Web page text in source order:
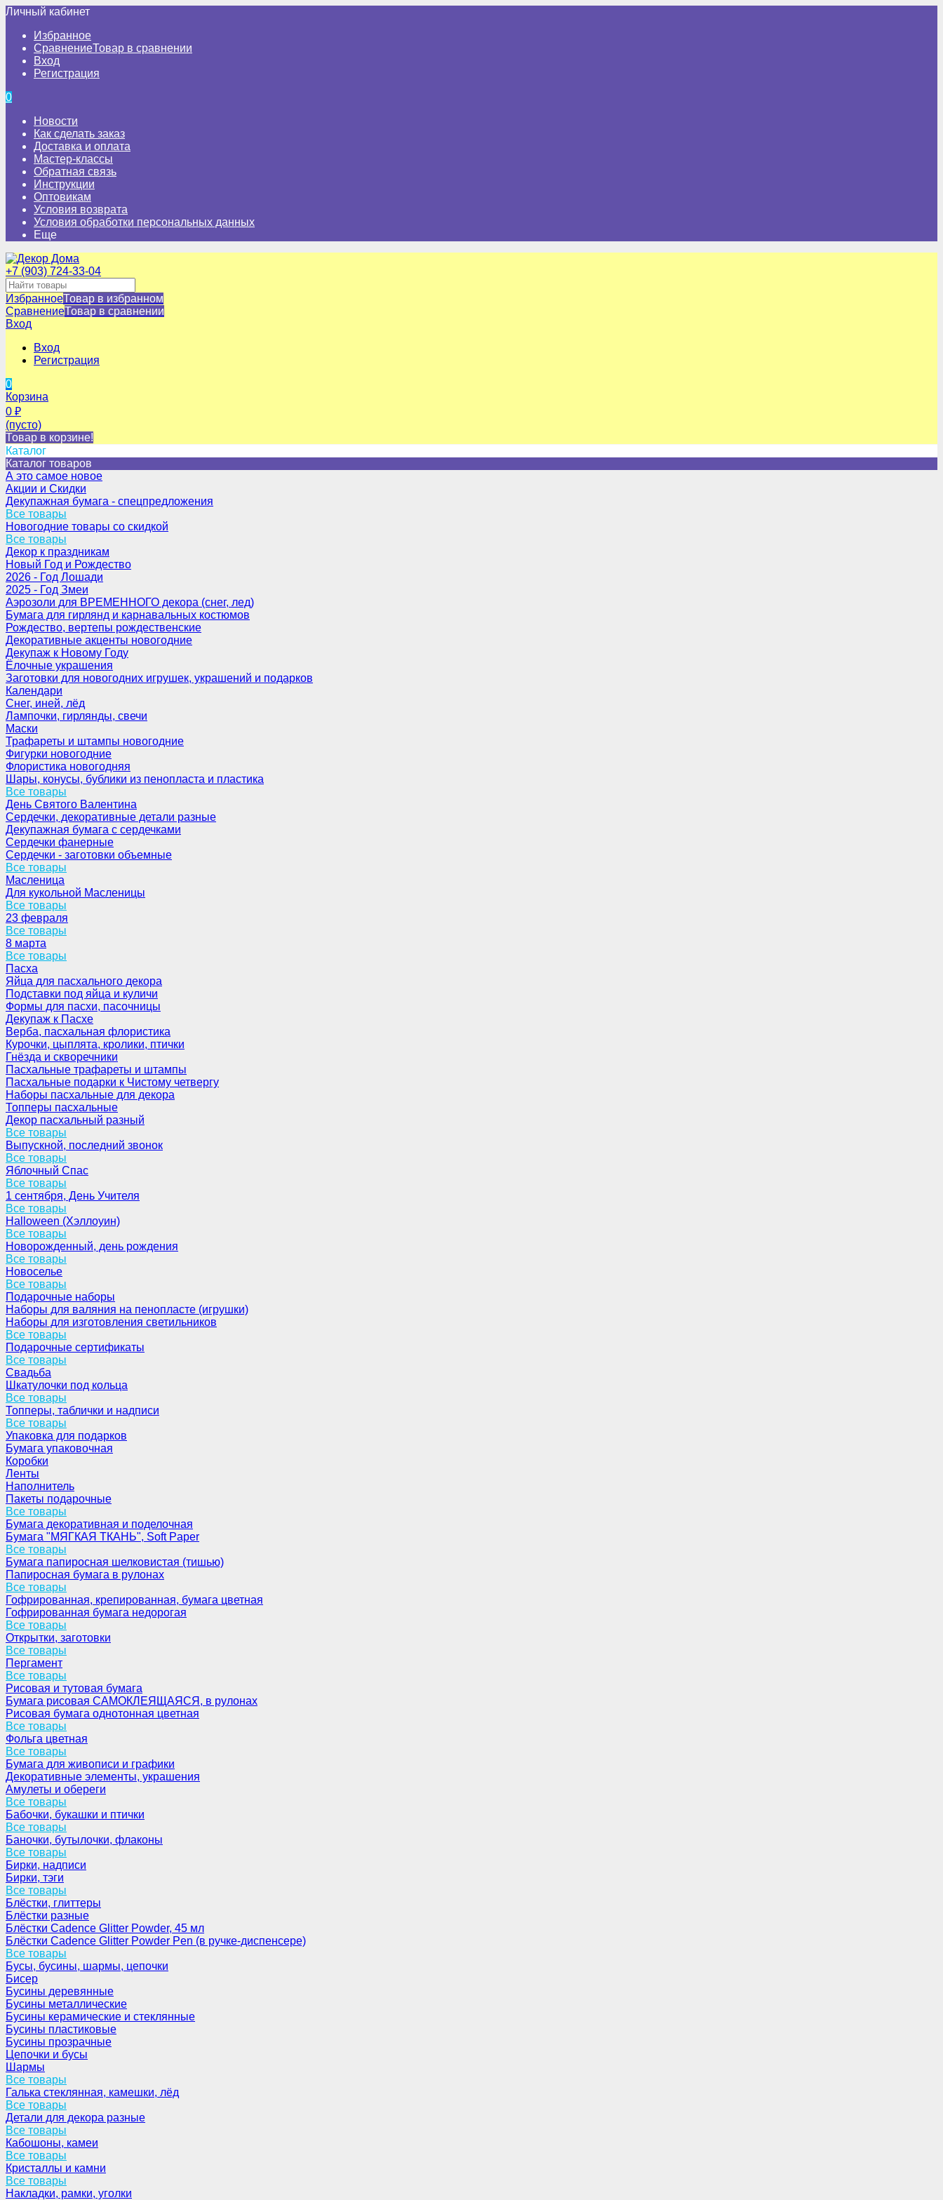
Личный кабинет
Избранное
СравнениеТовар в сравнении
Вход
Регистрация
0
Новости
Как сделать заказ
Доставка и оплата
Мастер-классы
Обратная связь
Инструкции
Оптовикам
Условия возврата
Условия обработки персональных данных
Еще
+7 (903) 724-33-04
ИзбранноеТовар в избранном
СравнениеТовар в сравнении
Вход
Вход
Регистрация
0
Корзина
0 ₽
(пусто)
Товар в корзине!
Каталог
Каталог товаров
А это самое новое
Акции и Скидки
Декупажная бумага - спецпредложения
Все товары
Новогодние товары со скидкой
Все товары
Декор к праздникам
Новый Год и Рождество
2026 - Год Лошади
2025 - Год Змеи
Аэрозоли для ВРЕМЕННОГО декора (снег, лед)
Бумага для гирлянд и карнавальных костюмов
Рождество, вертепы рождественские
Декоративные акценты новогодние
Декупаж к Новому Году
Ёлочные украшения
Заготовки для новогодних игрушек, украшений и подарков
Календари
Снег, иней, лёд
Лампочки, гирлянды, свечи
Маски
Трафареты и штампы новогодние
Фигурки новогодние
Флористика новогодняя
Шары, конусы, бублики из пенопласта и пластика
Все товары
День Святого Валентина
Сердечки, декоративные детали разные
Декупажная бумага с сердечками
Сердечки фанерные
Сердечки - заготовки объемные
Все товары
Масленица
Для кукольной Масленицы
Все товары
23 февраля
Все товары
8 марта
Все товары
Пасха
Яйца для пасхального декора
Подставки под яйца и куличи
Формы для пасхи, пасочницы
Декупаж к Пасхе
Верба, пасхальная флористика
Курочки, цыплята, кролики, птички
Гнёзда и скворечники
Пасхальные трафареты и штампы
Пасхальные подарки к Чистому четвергу
Наборы пасхальные для декора
Топперы пасхальные
Декор пасхальный разный
Все товары
Выпускной, последний звонок
Все товары
Яблочный Спас
Все товары
1 сентября, День Учителя
Все товары
Halloween (Хэллоуин)
Все товары
Новорожденный, день рождения
Все товары
Новоселье
Все товары
Подарочные наборы
Наборы для валяния на пенопласте (игрушки)
Наборы для изготовления светильников
Все товары
Подарочные сертификаты
Все товары
Свадьба
Шкатулочки под кольца
Все товары
Топперы, таблички и надписи
Все товары
Упаковка для подарков
Бумага упаковочная
Коробки
Ленты
Наполнитель
Пакеты подарочные
Все товары
Бумага декоративная и поделочная
Бумага "МЯГКАЯ ТКАНЬ", Soft Paper
Все товары
Бумага папиросная шелковистая (тишью)
Папиросная бумага в рулонах
Все товары
Гофрированная, крепированная, бумага цветная
Гофрированная бумага недорогая
Все товары
Открытки, заготовки
Все товары
Пергамент
Все товары
Рисовая и тутовая бумага
Бумага рисовая САМОКЛЕЯЩАЯСЯ, в рулонах
Рисовая бумага однотонная цветная
Все товары
Фольга цветная
Все товары
Бумага для живописи и графики
Декоративные элементы, украшения
Амулеты и обереги
Все товары
Бабочки, букашки и птички
Все товары
Баночки, бутылочки, флаконы
Все товары
Бирки, надписи
Бирки, тэги
Все товары
Блёстки, глиттеры
Блёстки разные
Блёстки Cadence Glitter Powder, 45 мл
Блёстки Cadence Glitter Powder Pen (в ручке-диспенсере)
Все товары
Бусы, бусины, шармы, цепочки
Бисер
Бусины деревянные
Бусины металлические
Бусины керамические и стеклянные
Бусины пластиковые
Бусины прозрачные
Цепочки и бусы
Шармы
Все товары
Галька стеклянная, камешки, лёд
Все товары
Детали для декора разные
Все товары
Кабошоны, камеи
Все товары
Кристаллы и камни
Все товары
Накладки, рамки, уголки